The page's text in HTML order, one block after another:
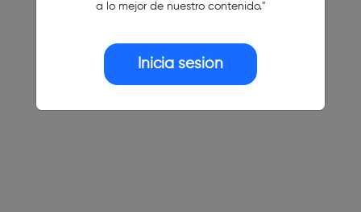
a lo mejor de nuestro contenido."
Inicia sesión